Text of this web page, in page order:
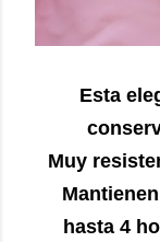
Esta
Muy
hasta 4